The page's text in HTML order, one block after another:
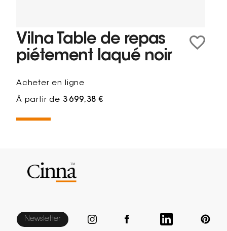
Vilna Table de repas
piétement laqué noir
Acheter en ligne
À partir de 3 699,38 €
Newsletter